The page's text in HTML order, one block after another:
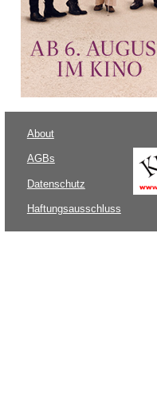
About
AGBs
Datenschutz
Haftungsausschluss